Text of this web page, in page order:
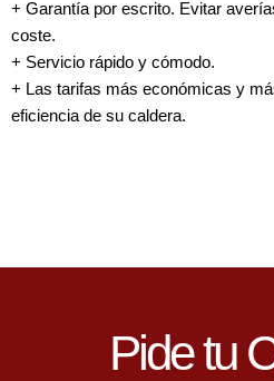
+ Garantía por escrito. Evitar
coste.
+ Servicio rápido y cómodo.
+ Las tarifas más económicas y
eficiencia de su caldera.
Pide tu